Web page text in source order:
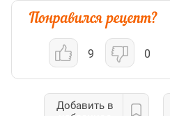
9 0
Добавить в